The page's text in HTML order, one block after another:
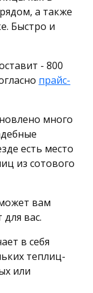
а также
Быстро и
- 800
прайс-
много
есть место
из сотового
вам
вас.
в себя
теплиц-
или